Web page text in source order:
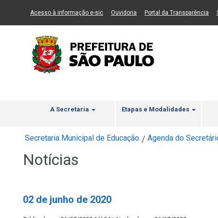
Ir ao Conteúdo Ir para menu principal 2 Ir para busca
Acesso à informação e-sic(Link para um novo sítio)
Ouvidoria (Link para um novo sítio)
Portal da Transparência
A Secretaria Etapas e Modalidades
Secretaria Municipal de Educação / Agenda do
Notícias
02 de junho de 2020